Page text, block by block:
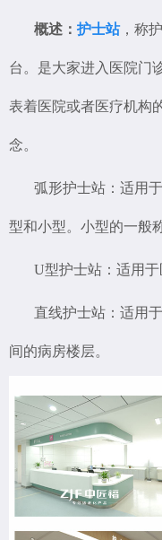
概述： 护士站，称
台。是大家进入医院门
表着医院或者医疗机构
念。
弧形护士站： 适用
型和小型。小型的一般
U型护士站：适用于
直线护士站：适用
间的病房楼层。